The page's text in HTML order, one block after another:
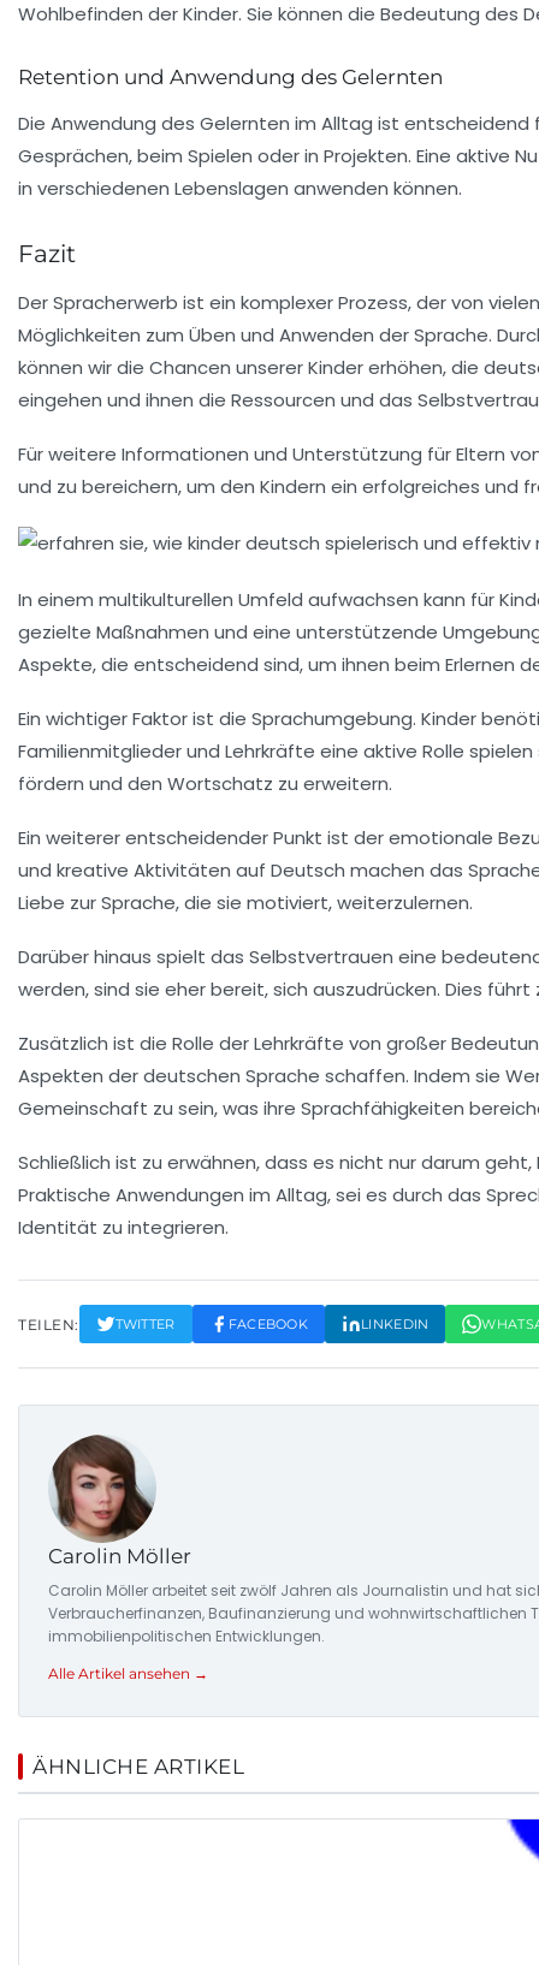
Wohlbefinden der Kinder. Sie können die Bedeutung des
Retention und Anwendung des Gelernten
Die Anwendung des Gelernten im Alltag ist
Gesprächen, beim Spielen oder in Projekten. Eine aktive
in verschiedenen Lebenslagen anwenden können.
Fazit
Der Spracherwerb ist ein komplexer Prozess, der von
Möglichkeiten zum Üben und Anwenden der Sprache.
können wir die Chancen unserer Kinder erhöhen, die
eingehen und ihnen die Ressourcen und das
Für weitere Informationen und Unterstützung für Eltern
und zu bereichern, um den Kindern ein erfolgreiches und
In einem multikulturellen Umfeld aufwachsen kann für
gezielte Maßnahmen und eine unterstützende
Aspekte, die entscheidend sind, um ihnen beim Erlernen
Ein wichtiger Faktor ist die Sprachumgebung. Kinder
Familienmitglieder und Lehrkräfte eine aktive Rolle
fördern und den Wortschatz zu erweitern.
Ein weiterer entscheidender Punkt ist deremotionale
und kreative Aktivitäten auf Deutsch machen das
Liebe zur Sprache, die sie motiviert, weiterzulernen.
Darüber hinaus spielt das Selbstvertrauen eine
werden, sind sie eher bereit, sich auszudrücken. Dies
Zusätzlich ist die Rolle der Lehrkräfte von großer
Aspekten der deutschen Sprache schaffen. Indem sie
Gemeinschaft zu sein, was ihre Sprachfähigkeiten
Schließlich ist zu erwähnen, dass es nicht nur darum
Praktische Anwendungen im Alltag, sei es durch das
Identität zu integrieren.
TEILEN: TWITTER FACEBOOK LINKEDIN
Carolin Möller
Carolin Möller arbeitet seit zwölf Jahren als Journalistin und hat
Verbraucherfinanzen, Baufinanzierung und wohnwirtschaftlichen
immobilienpolitischen Entwicklungen.
Alle Artikel ansehen →
ÄHNLICHE ARTIKEL